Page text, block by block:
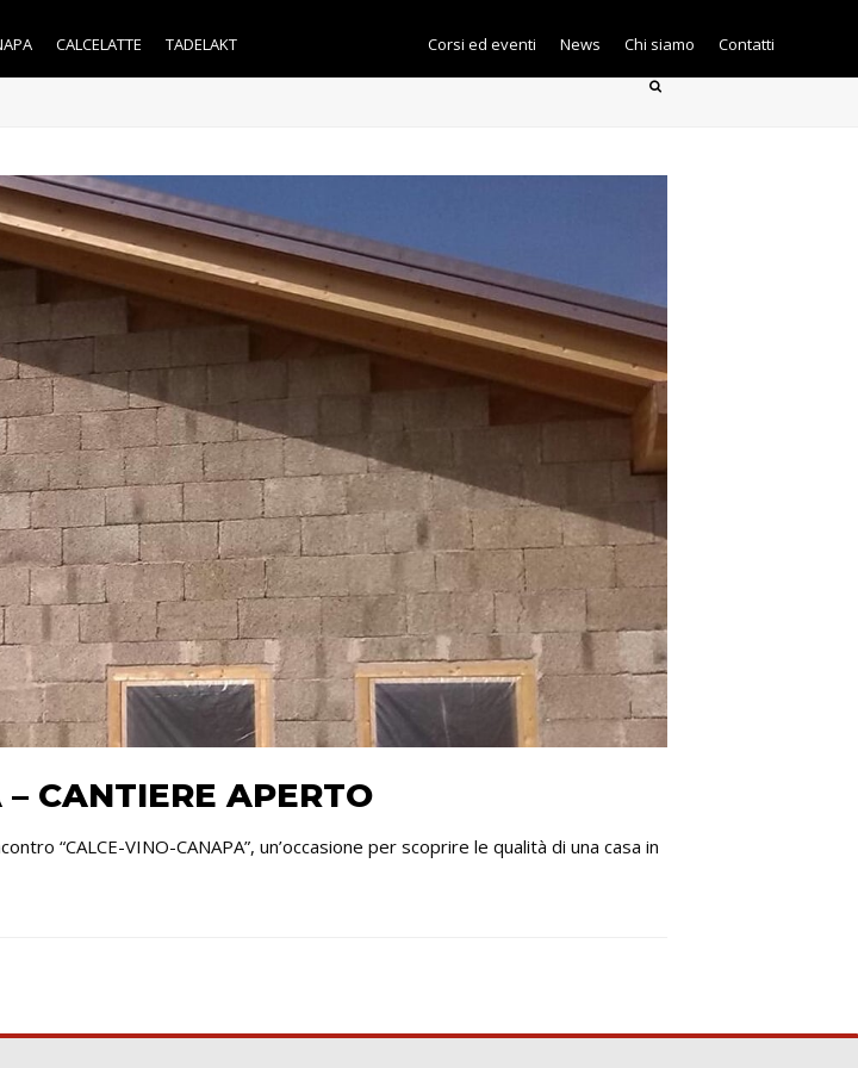
CALCELATTE TADELAKT Corsi ed eventi News Chi siamo Contatti
CANTIERE APERTO
“CALCE-VINO-CANAPA”, un’occasione per scoprire le qualità di una casa in